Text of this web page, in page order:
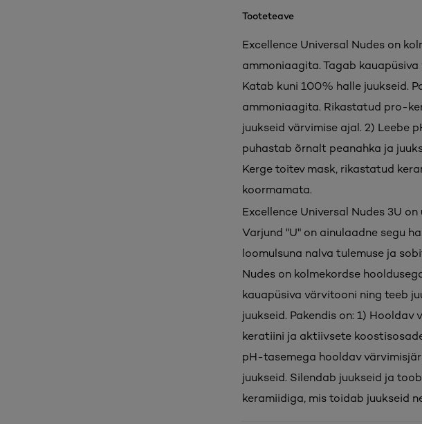
Tooteteave
Excellence Universal Nudes on
ammoniaagita. Tagab
Katab kuni 100% halle juukseid.
ammoniaagita. Rikastatud pro-
juukseid värvimise ajal. 2) Leebe
puhastab õrnalt peanahka ja
Kerge toitev mask, rikastatud
koormamata.
Excellence Universal Nudes 3U
Varjund "U" on ainulaadne segu
loomulsuna nalva tulemuse ja
Nudes on kolmekordse
kauapüsiva värvitooni ning teeb
juukseid. Pakendis on: 1)
keratiini ja aktiivsete
pH-tasemega hooldav
juukseid. Silendab juukseid ja
keramiidiga, mis toidab juukseid